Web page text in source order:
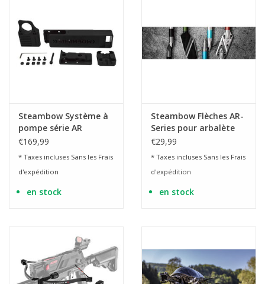
Steambow Système à
pompe série AR
€169,99
* Taxes incluses Sans les Frais
d'expédition
en stock
Steambow Flèches AR-
Series pour arbalète
€29,99
* Taxes incluses Sans les Frais
d'expédition
en stock